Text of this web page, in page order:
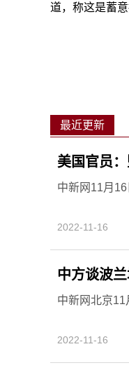
道，称这是蓄意
最近更新
美国官员
中新网11月
2022-11-16
中方谈波
中新网北京
2022-11-16